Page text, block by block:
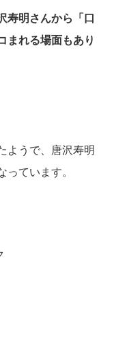
寿明さんから「口
まれる場面もあり
ようで、唐沢寿明
っています。